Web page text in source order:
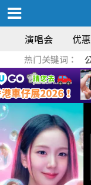
演唱会 优
热门关键词：